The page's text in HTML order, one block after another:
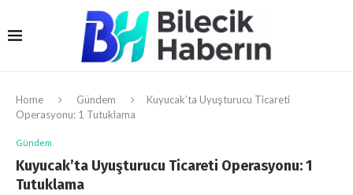
Home Gündem
Kuyucak’ta Uyuşturucu Ticareti
Operasyonu: 1 Tutuklama
Gündem
Kuyucak’ta Uyuşturucu Ticareti Operasyonu: 1
Tutuklama